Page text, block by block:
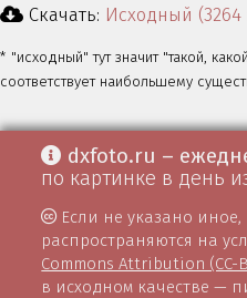
Скачать: Исходный
* "исходный" тут значит "такой,
соответствует наибольшему
dxfoto.ru –
по картинке в день
Если не указано иное,
распространяются на
Commons Attribution (CC-
в исходном качестве —